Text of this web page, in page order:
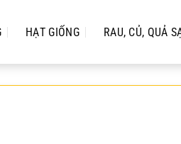
HẠT GIỐNG RAU, CỦ, QUẢ